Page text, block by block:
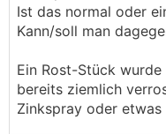
Ist das normal oder
Kann/soll man
Ein Rost-Stück
bereits ziemlich
Zinkspray oder etwas